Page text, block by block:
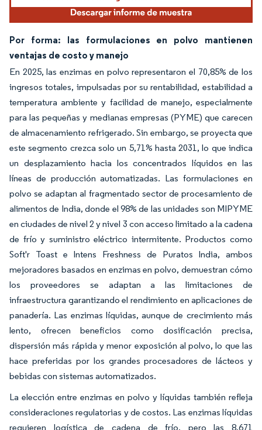
Por forma: las formulaciones en polvo mantienen
ventajas de costo y manejo
En 2025, las enzimas en polvo representaron el 70,85% de los
ingresos totales, impulsadas por su rentabilidad, estabilidad a
temperatura ambiente y facilidad de manejo, especialmente
para las pequeñas y medianas empresas (PYME) que carecen
de almacenamiento refrigerado. Sin embargo, se proyecta que
este segmento crezca solo un 5,71% hasta 2031, lo que indica
un desplazamiento hacia los concentrados líquidos en las
líneas de producción automatizadas. Las formulaciones en
polvo se adaptan al fragmentado sector de procesamiento de
alimentos de India, donde el 98% de las unidades son MIPYME
en ciudades de nivel 2 y nivel 3 con acceso limitado a la cadena
de frío y suministro eléctrico intermitente. Productos como
Soft'r Toast e Intens Freshness de Puratos India, ambos
mejoradores basados en enzimas en polvo, demuestran cómo
los proveedores se adaptan a las limitaciones de
infraestructura garantizando el rendimiento en aplicaciones de
panadería. Las enzimas líquidas, aunque de crecimiento más
lento, ofrecen beneficios como dosificación precisa,
dispersión más rápida y menor exposición al polvo, lo que las
hace preferidas por los grandes procesadores de lácteos y
bebidas con sistemas automatizados.
La elección entre enzimas en polvo y líquidas también refleja
consideraciones regulatorias y de costos. Las enzimas líquidas
requieren logística de cadena de frío, pero las 8.671